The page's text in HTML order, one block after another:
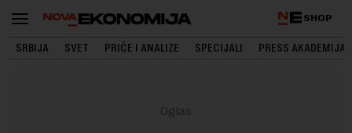
SHOP
SRBIJA SVET PRIČE I ANALIZE SPECIJALI PRESS AKADEMIJA